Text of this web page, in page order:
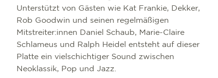
Unterstützt von Gästen wie Kat Frankie, Dekker,
Rob Goodwin und seinen regelmäßigen
Mitstreiter:innen Daniel Schaub, Marie-Claire
Schlameus und Ralph Heidel entsteht auf dieser
Platte ein vielschichtiger Sound zwischen
Neoklassik, Pop und Jazz.